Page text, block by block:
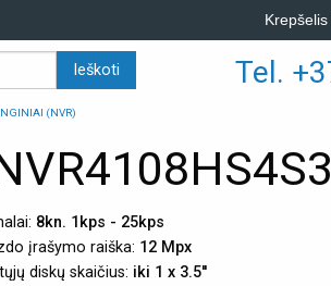
Tel.
(NVR)
8kn. 1kps - 25kps
įrašymo raiška: 12 Mpx
diskų skaičius: iki 1 x 3.5''